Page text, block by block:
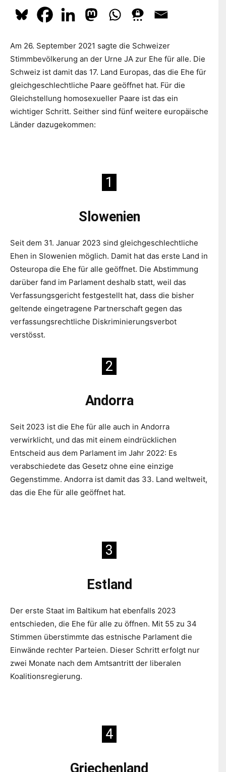
Am 26. September 2021 sagte die Schweizer
Stimmbevölkerung an der Urne JA zur Ehe für alle. Die
Schweiz ist damit das 17. Land Europas, das die Ehe für
gleichgeschlechtliche Paare geöffnet hat. Für die
Gleichstellung homosexueller Paare ist das ein
wichtiger Schritt. Seither sind fünf weitere europäische
Länder dazugekommen:
1
Slowenien
Seit dem 31. Januar 2023 sind gleichgeschlechtliche
Ehen in Slowenien möglich. Damit hat das erste Land in
Osteuropa die Ehe für alle geöffnet. Die Abstimmung
darüber fand im Parlament deshalb statt, weil das
Verfassungsgericht festgestellt hat, dass die bisher
geltende eingetragene Partnerschaft gegen das
verfassungsrechtliche Diskriminierungsverbot
verstösst.
2
Andorra
Seit 2023 ist die Ehe für alle auch in Andorra
verwirklicht, und das mit einem eindrücklichen
Entscheid aus dem Parlament im Jahr 2022: Es
verabschiedete das Gesetz ohne eine einzige
Gegenstimme. Andorra ist damit das 33. Land weltweit,
das die Ehe für alle geöffnet hat.
3
Estland
Der erste Staat im Baltikum hat ebenfalls 2023
entschieden, die Ehe für alle zu öffnen. Mit 55 zu 34
Stimmen überstimmte das estnische Parlament die
Einwände rechter Parteien. Dieser Schritt erfolgt nur
zwei Monate nach dem Amtsantritt der liberalen
Koalitionsregierung.
4
Griechenland